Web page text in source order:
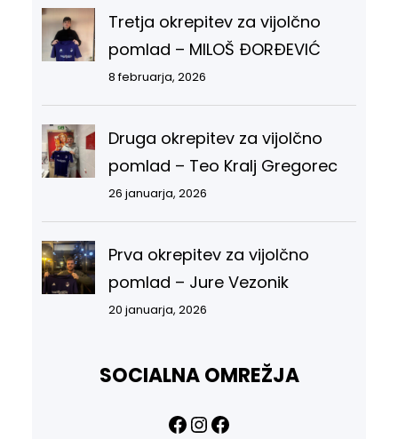
Tretja okrepitev za vijolčno
pomlad – MILOŠ ĐORĐEVIĆ
8 februarja, 2026
Druga okrepitev za vijolčno
pomlad – Teo Kralj Gregorec
26 januarja, 2026
Prva okrepitev za vijolčno
pomlad – Jure Vezonik
20 januarja, 2026
SOCIALNA OMREŽJA
Facebook InstagramFacebook